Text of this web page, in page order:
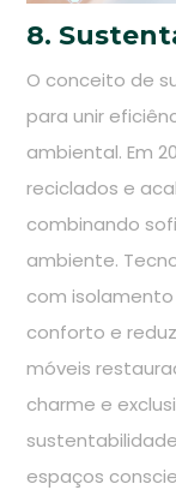
8.
O conceito de
para unir
ambiental. Em
reciclados e
combinando
ambiente.
com
conforto e
móveis
charme e
espaços